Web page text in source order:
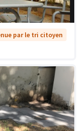
par le tri citoyen